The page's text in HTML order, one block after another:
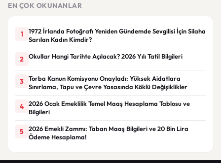
EN ÇOK OKUNANLAR
1
1972 İrlanda Fotoğrafı Yeniden Gündemde Sevgilisi İçin Silaha
Sarılan Kadın Kimdir?
2 Okullar Hangi Tarihte Açılacak? 2026 Yılı Tatil Bilgileri
3
Torba Kanun Komisyonu Onayladı: Yüksek Aidatlara
Sınırlama, Tapu ve Çevre Yasasında Köklü Değişiklikler
4
2026 Ocak Emeklilik Temel Maaş Hesaplama Tablosu ve
Bilgileri
5
2026 Emekli Zammı: Taban Maaş Bilgileri ve 20 Bin Lira
Ödeme Hesaplama!